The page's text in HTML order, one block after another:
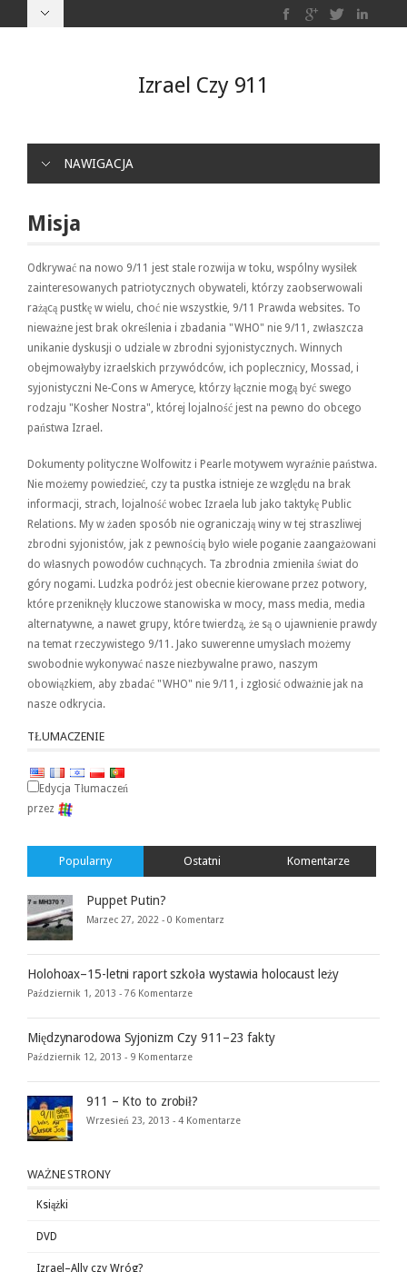
Izrael Czy 911
NAWIGACJA
Misja
Odkrywać na nowo 9/11 jest stale rozwija w toku, wspólny wysiłek
zainteresowanych patriotycznych obywateli, którzy zaobserwowali
rażącą pustkę w wielu, choć nie wszystkie, 9/11 Prawda websites. To
nieważne jest brak określenia i zbadania "WHO" nie 9/11, zwłaszcza
unikanie dyskusji o udziale w zbrodni syjonistycznych. Winnych
obejmowałyby izraelskich przywódców, ich poplecznicy, Mossad, i
syjonistyczni Ne-Cons w Ameryce, którzy łącznie mogą być swego
rodzaju "Kosher Nostra", której lojalność jest na pewno do obcego
państwa Izrael.
Dokumenty polityczne Wolfowitz i Pearle motywem wyraźnie państwa.
Nie możemy powiedzieć, czy ta pustka istnieje ze względu na brak
informacji, strach, lojalność wobec Izraela lub jako taktykę Public
Relations. My w żaden sposób nie ograniczają winy w tej straszliwej
zbrodni syjonistów, jak z pewnością było wiele poganie zaangażowani
do własnych powodów cuchnących. Ta zbrodnia zmieniła świat do
góry nogami. Ludzka podróż jest obecnie kierowane przez potwory,
które przeniknęły kluczowe stanowiska w mocy, mass media, media
alternatywne, a nawet grupy, które twierdzą, że są o ujawnienie prawdy
na temat rzeczywistego 9/11. Jako suwerenne umysłach możemy
swobodnie wykonywać nasze niezbywalne prawo, naszym
obowiązkiem, aby zbadać "WHO" nie 9/11, i zgłosić odważnie jak na
nasze odkrycia.
TŁUMACZENIE
Edycja Tłumaczeń
przez
Popularny Ostatni Komentarze
Puppet Putin?
Marzec 27, 2022 - 0 Komentarz
Holohoax–15-letni raport szkoła wystawia holocaust leży
Październik 1, 2013 - 76 Komentarze
Międzynarodowa Syjonizm Czy 911–23 fakty
Październik 12, 2013 - 9 Komentarze
911 – Kto to zrobił?
Wrzesień 23, 2013 - 4 Komentarze
WAŻNE STRONY
Książki
DVD
Izrael–Ally czy Wróg?